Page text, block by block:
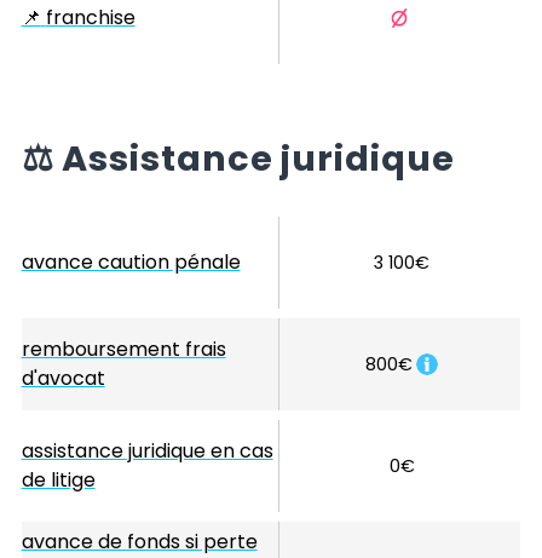
📌 franchise
⚖️Assistance juridique
avance caution pénale 3 100€
remboursement frais
d'avocat
800€
assistance juridique en cas
de litige
0€
avance de fonds si perte